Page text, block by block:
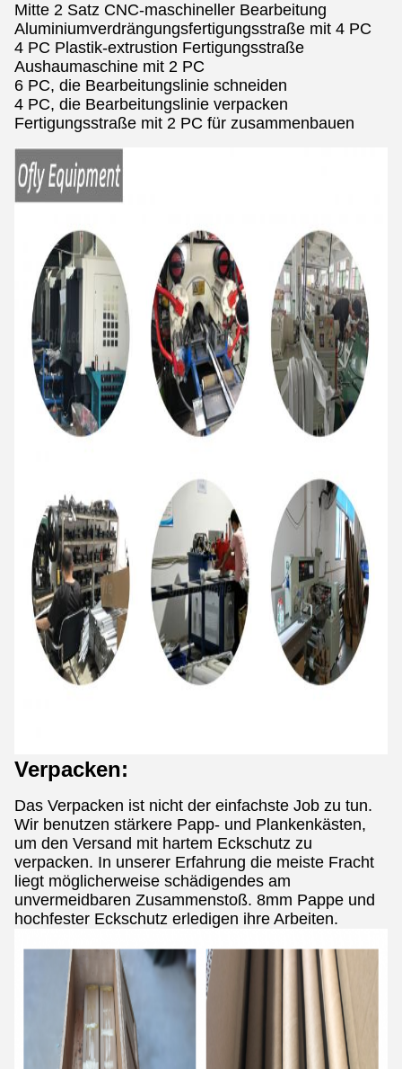
Mitte 2 Satz CNC-maschineller Bearbeitung
Aluminiumverdrängungsfertigungsstraße mit 4 PC
4 PC Plastik-extrustion Fertigungsstraße
Aushaumaschine mit 2 PC
6 PC, die Bearbeitungslinie schneiden
4 PC, die Bearbeitungslinie verpacken
Fertigungsstraße mit 2 PC für zusammenbauen
Verpacken:
Das Verpacken ist nicht der einfachste Job zu tun.
Wir benutzen stärkere Papp- und Plankenkästen,
um den Versand mit hartem Eckschutz zu
verpacken. In unserer Erfahrung die meiste Fracht
liegt möglicherweise schädigendes am
unvermeidbaren Zusammenstoß. 8mm Pappe und
hochfester Eckschutz erledigen ihre Arbeiten.